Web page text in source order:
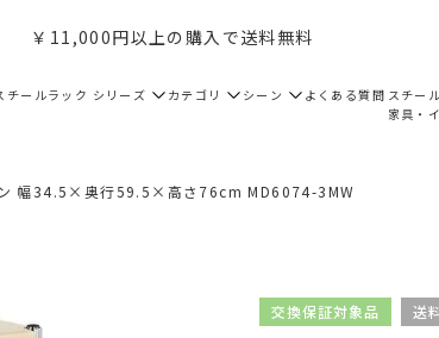
￥11,000円以上の購入で送料無料
チールラック シリーズ カテゴリ シーン よくある質問 スチー
家具・
幅34.5×奥行59.5×高さ76cm MD6074-3MW
交換保証対象品 送